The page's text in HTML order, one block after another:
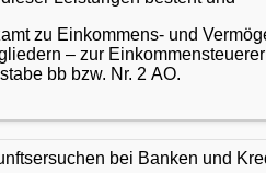
zu Einkommens- und
– zur
bb bzw. Nr. 2 AO.
bei Banken und